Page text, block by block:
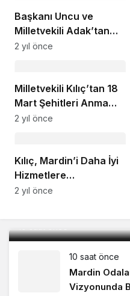
Başkanı Uncu ve
Milletvekili Adak’tan
GAP Sulama Projesi
2 yıl önce
Milletvekili Kılıç’tan 18
Mart Şehitleri Anma
Günü Mesajı
2 yıl önce
Kılıç, Mardin’i Daha İyi
Hizmetlere
Kavuşturma
2 yıl önce
İç saha maçına 22 gün
10 saat önce
Mardin
Vizyonunda